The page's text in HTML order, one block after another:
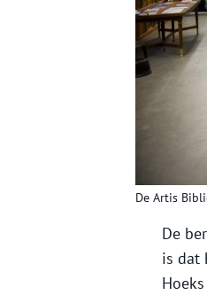
De Artis
De
is dat